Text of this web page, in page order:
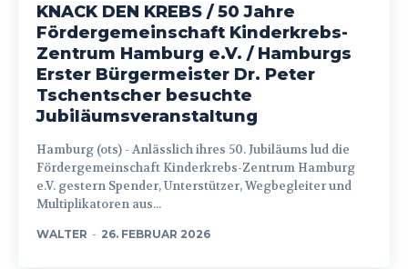
KNACK DEN KREBS / 50 Jahre
Fördergemeinschaft Kinderkrebs-
Zentrum Hamburg e.V. / Hamburgs
Erster Bürgermeister Dr. Peter
Tschentscher besuchte
Jubiläumsveranstaltung
Hamburg (ots) - Anlässlich ihres 50. Jubiläums lud die
Fördergemeinschaft Kinderkrebs-Zentrum Hamburg
e.V. gestern Spender, Unterstützer, Wegbegleiter und
Multiplikatoren aus...
WALTER - 26. FEBRUAR 2026